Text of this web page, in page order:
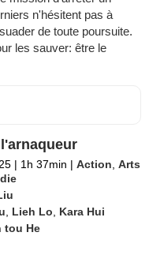
n'hésitent pas à
de toute poursuite.
les sauver: être le
| 1h 37min | Action,Arts
, Lieh Lo, Kara Hui
tou He